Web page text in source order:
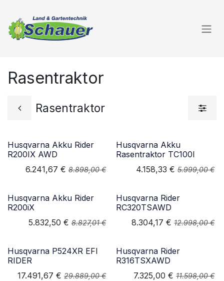
Rasentraktor
Rasentraktor
Husqvarna Akku Rider
R200IX AWD
6.241,67 € 8.898,00€
Husqvarna Akku
Rasentraktor TC100I
4.158,33 € 5.999,00€
Husqvarna Akku Rider
R200iX
5.832,50 € 8.827,01€
Husqvarna Rider
RC320TSAWD
8.304,17 € 12.998,00€
Husqvarna P524XR EFI
RIDER
17.491,67 € 29.889,00€
Husqvarna Rider
R316TSXAWD
7.325,00 € 11.598,00€